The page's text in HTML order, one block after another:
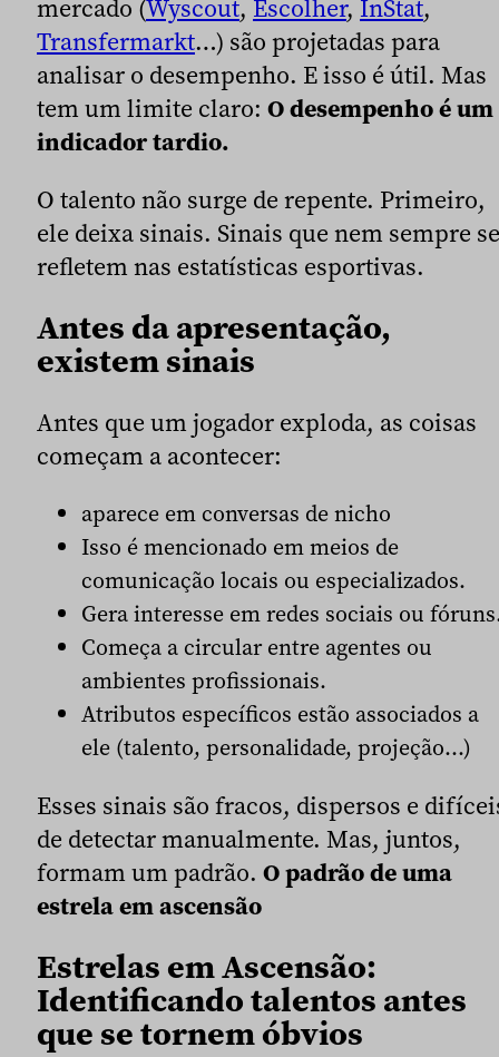
mercado (Wyscout, Escolher, InStat,
Transfermarkt…) são projetadas para
analisar o desempenho. E isso é útil. Mas
tem um limite claro: O desempenho é um
indicador tardio.
O talento não surge de repente. Primeiro,
ele deixa sinais. Sinais que nem sempre se
refletem nas estatísticas esportivas.
Antes da apresentação,
existem sinais
Antes que um jogador exploda, as coisas
começam a acontecer:
aparece em conversas de nicho
Isso é mencionado em meios de
comunicação locais ou especializados.
Gera interesse em redes sociais ou
Começa a circular entre agentes ou
ambientes profissionais.
Atributos específicos estão associados a
ele (talento, personalidade, projeção…)
Esses sinais são fracos, dispersos e
de detectar manualmente. Mas, juntos,
formam um padrão. O padrão de uma
estrela em ascensão
Estrelas em Ascensão:
Identificando talentos antes
que se tornem óbvios